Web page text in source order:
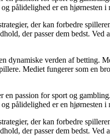
pålidelighed er en
der kan forbedre
der passer dem bedst.
verden af betting.
Mediet fungerer som en
passion for sport og
pålidelighed er en
der kan forbedre
der passer dem bedst.